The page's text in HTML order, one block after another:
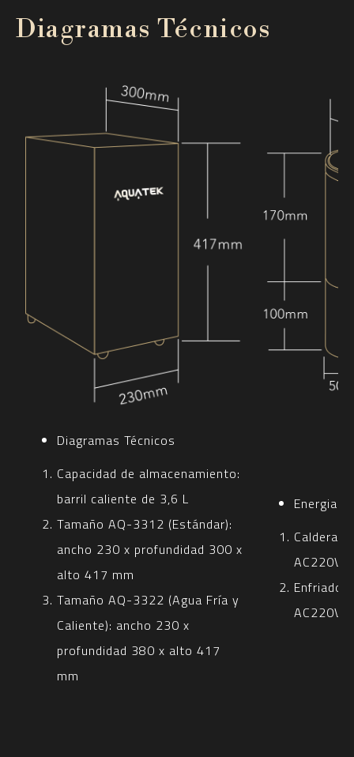
Diagramas Técnicos
Diagramas Técnicos
Capacidad de almacenamiento:
barril caliente de 3,6 L
Tamaño AQ-3312 (Estándar):
ancho 230 x profundidad 300 x
alto 417 mm
Tamaño AQ-3322 (Agua Fría y
Caliente): ancho 230 x
profundidad 380 x alto 417
mm
Energia
Caldera
AC220V
Enfriador
AC220V